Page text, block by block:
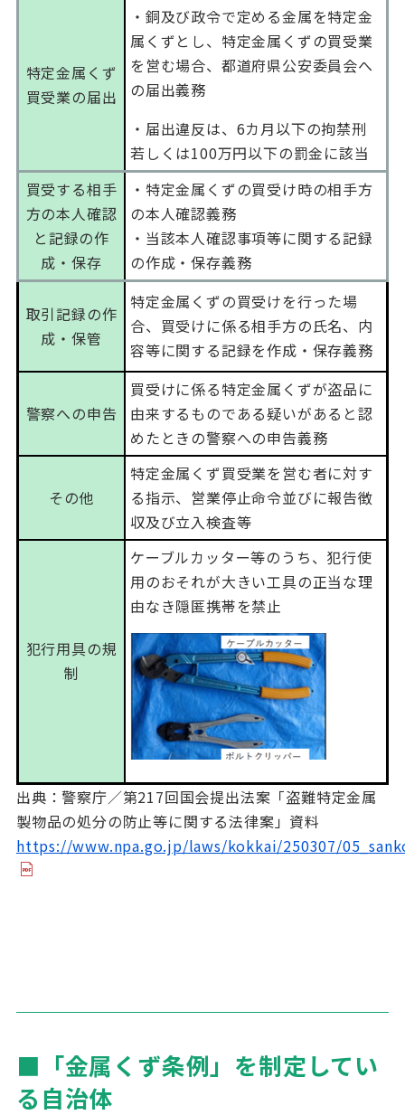
特定金属くず
買受業の届出
・銅及び政令で定める金属を特定金
属くずとし、特定金属くずの買受業
を営む場合、都道府県公安委員会へ
の届出義務
・届出違反は、 6カ月以下の拘禁刑
若しくは100万円以下の罰金に該当
買受する相手
方の本人確認
と記録の作
成・保存
・特定金属くずの買受け時の相手方
の本人確認義務
・当該本人確認事項等に関する記録
の作成・保存義務
取引記録の作
成・保管
特定金属くずの買受けを行った場
合、買受けに係る相手方の氏名、内
容等に関する記録を作成・保存義務
警察への申告
買受けに係る特定金属くずが盗品に
由来するものである疑いがあると認
めたときの警察への申告義務
その他
特定金属くず買受業を営む者に対す
る指示、営業停止命令並びに報告徴
収及び立入検査等
犯行用具の規
制
ケーブルカッター等のうち、犯行使
用のおそれが大きい工具の正当な理
由なき隠匿携帯を禁止
出典：警察庁／第217回国会提出法案「盗難特定金属
製物品の処分の防止等に関する法律案」資料
https://www.npa.go.jp/laws/kokkai/250307/
■「金属くず条例」を制定してい
る自治体